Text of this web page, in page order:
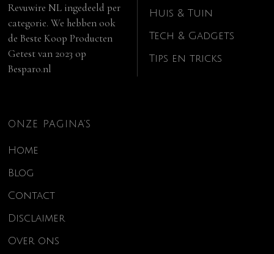
Revuwire NL ingedeeld per
categorie. We hebben ook
deBeste Koop Producten
Getest van 2023 op
Besparo.nl
Huis & Tuin
Tech & Gadgets
Tips en tricks
ONZE PAGINA’S
Home
Blog
Contact
Disclaimer
Over ons